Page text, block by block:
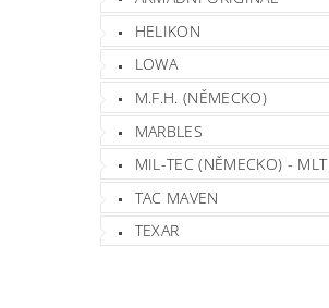
HELIKON
LOWA
M.F.H. (NĚMECKO)
MARBLES
MIL-TEC (NĚMECKO) - MLT
TAC MAVEN
TEXAR